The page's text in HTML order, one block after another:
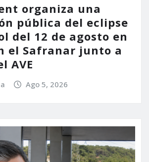
organiza una
pública del eclipse
del 12 de agosto en
el Safranar junto a
AVE
Ago 5, 2026